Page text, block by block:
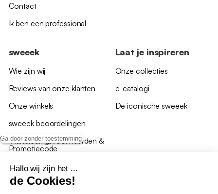
Ga door zonder toestemming
Hallo wij zijn het ...
de Cookies!
Contact
Ik ben een professional
sweeek
Wie zijn wij
Reviews van onze klanten
Onze winkels
sweeek beoordelingen
*Aanbiedingsvoorwaarden &
Promotiecode
Laat je inspireren
Onze collecties
e-catalogi
De iconische sweeek